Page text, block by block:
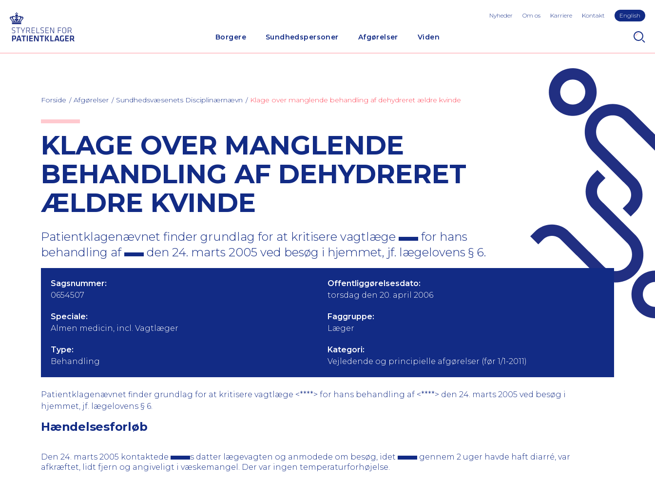
Borgere Sundhedspersoner Afgørelser Viden
Nyheder Om os Karriere Kontakt English
Forside Afgørelser Sundhedsvæsenets Disciplinærnævn Klage over manglende behandling af dehydreret ældre kvinde
KLAGE OVER MANGLENDE
BEHANDLING AF DEHYDRERET
ÆLDRE KVINDE
Patientklagenævnet finder grundlag for at kritisere vagtlæge
for hans
behandling af
den 24. marts 2005 ved besøg i hjemmet, jf. lægelovens § 6.
Sagsnummer:
0654507
Offentliggørelsesdato:
torsdag den 20. april 2006
Speciale:
Almen medicin, incl. Vagtlæger
Faggruppe:
Læger
Type:
Behandling
Kategori:
Vejledende og principielle afgørelser (før 1/1-2011)
Patientklagenævnet finder grundlag for at kritisere vagtlæge <****> for hans behandling af <****> den 24. marts 2005 ved besøg i
hjemmet, jf. lægelovens § 6.
Hændelsesforløb
Den 24. marts 2005 kontaktede s datter lægevagten og anmodede om besøg, idet
gennem 2 uger havde haft diarré, var
afkræftet, lidt fjern og angiveligt i væskemangel. Der var ingen temperaturforhøjelse.